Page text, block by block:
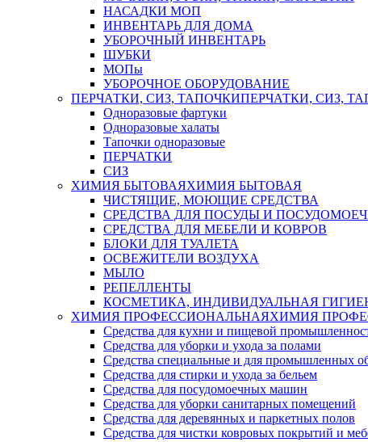
НАСАДКИ МОП
ИНВЕНТАРЬ ДЛЯ ДОМА
УБОРОЧНЫЙ ИНВЕНТАРЬ
ШУБКИ
МОПы
УБОРОЧНОЕ ОБОРУДОВАНИЕ
ПЕРЧАТКИ, СИЗ, ТАПОЧКИПЕРЧАТКИ, СИЗ,
Одноразовые фартуки
Одноразовые халаты
Тапочки одноразовые
ПЕРЧАТКИ
СИЗ
ХИМИЯ БЫТОВАЯХИМИЯ БЫТОВАЯ
ЧИСТЯЩИЕ, МОЮЩИЕ СРЕДСТВА
СРЕДСТВА ДЛЯ ПОСУДЫ И
СРЕДСТВА ДЛЯ МЕБЕЛИ И КОВРОВ
БЛОКИ ДЛЯ ТУАЛЕТА
ОСВЕЖИТЕЛИ ВОЗДУХА
МЫЛО
РЕПЕЛЛЕНТЫ
КОСМЕТИКА, ИНДИВИДУАЛЬНАЯ
ХИМИЯ ПРОФЕССИОНАЛЬНАЯХИМИЯ
Средства для кухни и пищевой
Средства для уборки и ухода за полами
Средства специальные и для промышленных
Средства для стирки и ухода за бельем
Средства для посудомоечных машин
Средства для уборки санитарных помещений
Средства для деревянных и паркетных полов
Средства для чистки ковровых покрытий и